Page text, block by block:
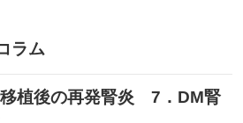
ラム
植後の再発腎炎 7．DM腎